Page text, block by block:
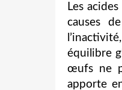
Les
causes
équilibre
œufs ne
apporte